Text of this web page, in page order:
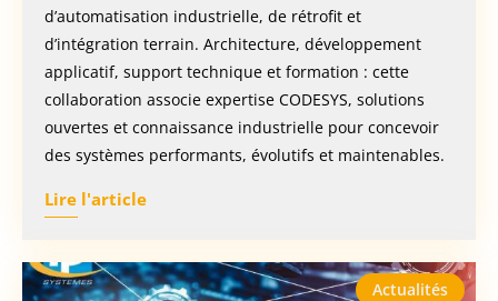
d’automatisation industrielle, de rétrofit et
d’intégration terrain. Architecture, développement
applicatif, support technique et formation : cette
collaboration associe expertise CODESYS, solutions
ouvertes et connaissance industrielle pour concevoir
des systèmes performants, évolutifs et maintenables.
Lire l'article
Actualités